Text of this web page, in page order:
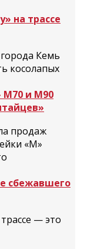
на трассе
Кемь
косолапых
М70 и М90
продаж
«М»
сбежавшего
— это